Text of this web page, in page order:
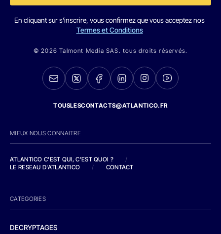
En cliquant sur s'inscrire, vous confirmez que vous acceptez nos
Termes et Conditions
© 2026 Talmont Media SAS. tous droits réservés.
TOUSLESCONTACTS@ATLANTICO.FR
MIEUX NOUS CONNAITRE
ATLANTICO C'EST QUI, C'EST QUOI ?
/
LE RESEAU D'ATLANTICO
/ CONTACT
CATEGORIES
DECRYPTAGES